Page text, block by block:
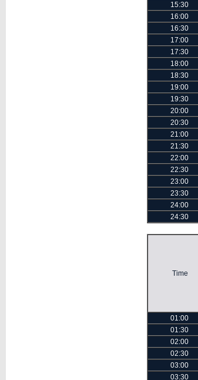
15:30
16:00
16:30
17:00
17:30
18:00
18:30
19:00
19:30
20:00
20:30
21:00
21:30
22:00
22:30
23:00
23:30
24:00
24:30
Time
01:00
01:30
02:00
02:30
03:00
03:30